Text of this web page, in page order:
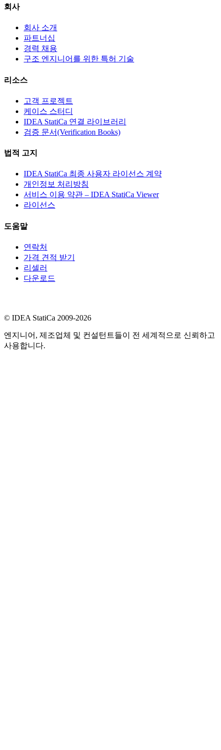
회사
회사 소개
파트너십
경력 채용
구조 엔지니어를 위한 특허 기술
리소스
고객 프로젝트
케이스 스터디
IDEA StatiCa 연결 라이브러리
검증 문서(Verification Books)
법적 고지
IDEA StatiCa 최종 사용자 라이선스 계약
개인정보 처리방침
서비스 이용 약관 – IDEA StatiCa Viewer
라이선스
도움말
연락처
가격 견적 받기
리셀러
다운로드
© IDEA StatiCa 2009-2026
엔지니어, 제조업체 및 컨설턴트들이 전 세계적으로 신뢰하고
사용합니다.